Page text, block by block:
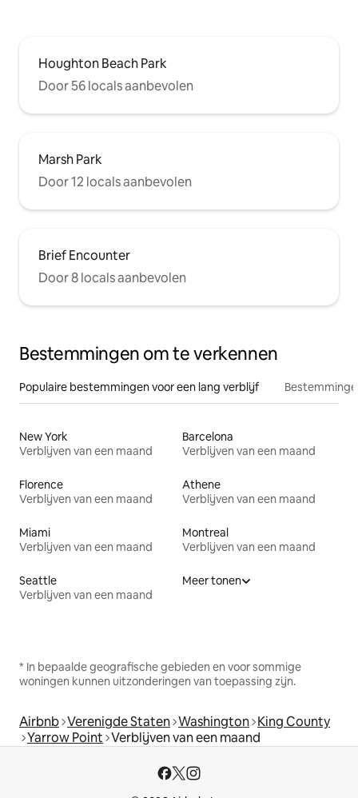
Houghton Beach Park
Door 56 locals aanbevolen
Marsh Park
Door 12 locals aanbevolen
Brief Encounter
Door 8 locals aanbevolen
Bestemmingen om te verkennen
Populaire bestemmingen voor een lang verblijf
New York
Verblijven van een maand
Barcelona
Verblijven van een maand
Florence
Verblijven van een maand
Athene
Verblijven van een maand
Miami
Verblijven van een maand
Montreal
Verblijven van een maand
Seattle
Verblijven van een maand
Meer tonen
* In bepaalde geografische gebieden en voor sommige
woningen kunnen uitzonderingen van toepassing zijn.
Airbnb Verenigde Staten Washington King County
Yarrow Point Verblijven van een maand